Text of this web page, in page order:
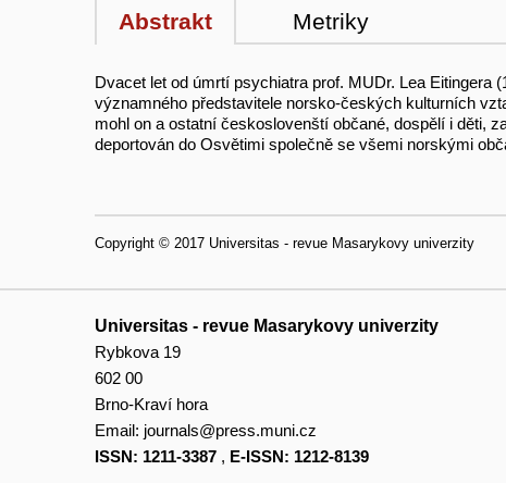
Abstrakt Metriky
Dvacet let od úmrtí psychiatra prof. MUDr. Lea Eitingera
významného představitele norsko-českých kulturních
mohl on a ostatní českoslovenští občané, dospělí i děti,
deportován do Osvětimi společně se všemi norskými
Copyright © 2017 Universitas - revue Masarykovy univerzity
Universitas - revue Masarykovy univerzity
Rybkova 19
602 00
Brno-Kraví hora
Email: journals@press.muni.cz
ISSN: 1211-3387 , E-ISSN: 1212-8139